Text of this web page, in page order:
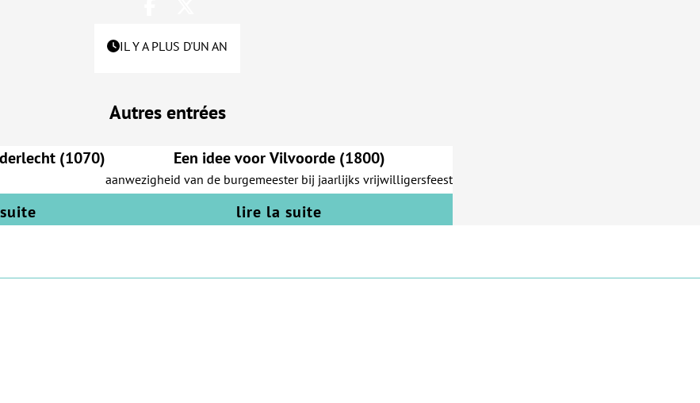
IL Y A PLUS D'UN AN
Autres entrées
(1070) Een idee voor Vilvoorde (1800)
aanwezigheid van de burgemeester bij jaarlijks vrijwilligersfeest
lire la suite